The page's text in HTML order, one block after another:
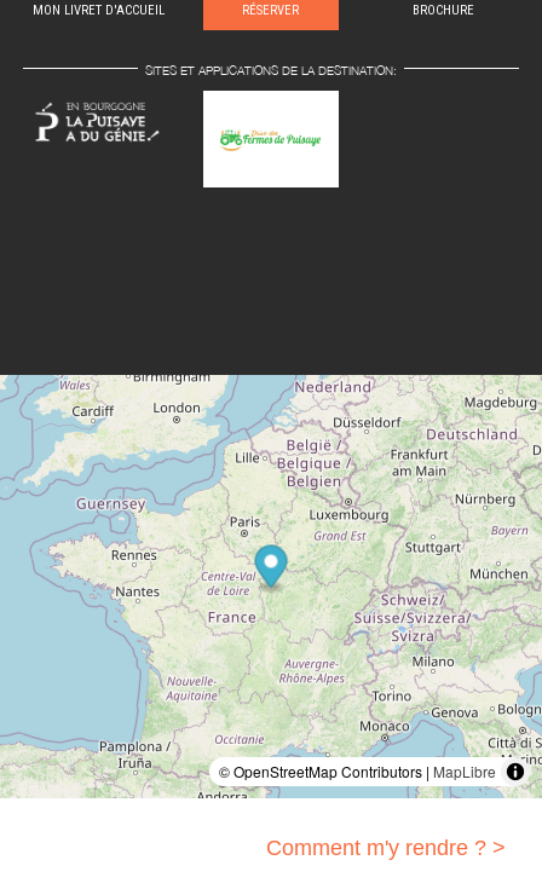
MON LIVRET D'ACCUEIL RÉSERVER BROCHURE
SITES ET APPLICATIONS DE LA DESTINATION:
© OpenStreetMap Contributors | MapLibre
Comment m'y rendre ? >